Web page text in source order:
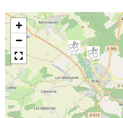
Trier par
Horodatage
+
−